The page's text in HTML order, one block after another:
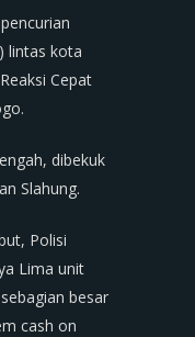
lintas kota
Cepat
dibekuk
Slahung.
Polisi
Lima unit
besar
cash on